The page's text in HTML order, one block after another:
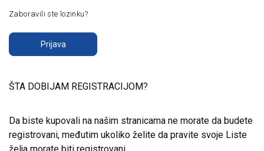
Zaboravili ste lozinku?
Prijava
ŠTA DOBIJAM REGISTRACIJOM?
Da biste kupovali na našim stranicama ne morate da budete
registrovani, međutim ukoliko želite da pravite svoje Liste